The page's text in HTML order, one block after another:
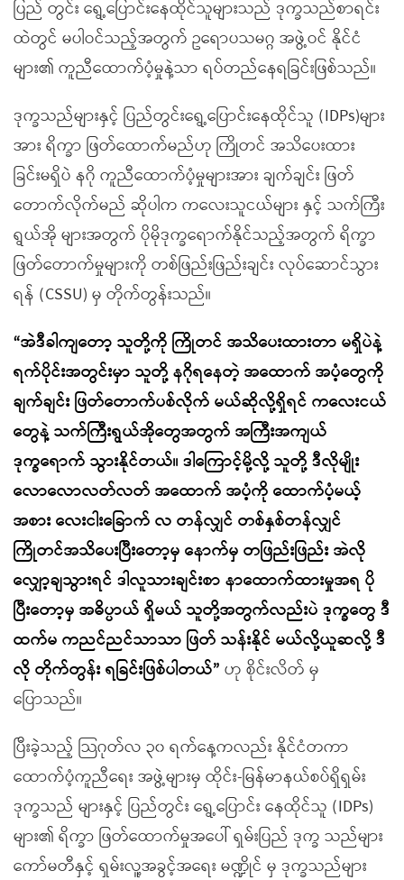
ပြည် တွင်း ရွေ့ပြောင်းနေထိုင်သူများသည် ဒုက္ခသည်စာရင်း
ထဲတွင် မပါဝင်သည့်အတွက် ဥရောပသမဂ္ဂ အဖွဲ့ဝင် နိုင်ငံ
များ၏ ကူညီထောက်ပံ့မှုနဲ့သာ ရပ်တည်နေရခြင်းဖြစ်သည်။
ဒုက္ခသည်များနှင့် ပြည်တွင်းရွေ့ပြောင်းနေထိုင်သူ (IDPs)များ
အား ရိက္ခာ ဖြတ်ထောက်မည်ဟု ကြိုတင် အသိပေးထား
ခြင်းမရှိပဲ နဂို ကူညီထောက်ပံ့မှုများအား ချက်ချင်း ဖြတ်
တောက်လိုက်မည် ဆိုပါက ကလေးသူငယ်များ နှင့် သက်ကြီး
ရွယ်အို များအတွက် ပိုမိုဒုက္ခရောက်နိုင်သည့်အတွက် ရိက္ခာ
ဖြတ်တောက်မှုများကို တစ်ဖြည်းဖြည်းချင်း လုပ်ဆောင်သွား
ရန် (CSSU) မှ တိုက်တွန်းသည်။
“အဲဒီခါကျတော့ သူတို့ကို ကြိုတင် အသိပေးထားတာ မရှိပဲနဲ့
ရက်ပိုင်းအတွင်းမှာ သူတို့ နဂိုရနေတဲ့ အထောက် အပံ့တွေကို
ချက်ချင်း ဖြတ်တောက်ပစ်လိုက် မယ်ဆိုလို့ရှိရင် ကလေးငယ်
တွေနဲ့ သက်ကြီးရွယ်အိုတွေအတွက် အကြီးအကျယ်
ဒုက္ခရောက် သွားနိုင်တယ်။ ဒါကြောင့်မို့လို့ သူတို့ ဒီလိုမျိုး
လောလောလတ်လတ် အထောက် အပံ့ကို ထောက်ပံ့မယ့်
အစား လေးငါးခြောက် လ တန်လျှင် တစ်နှစ်တန်လျှင်
ကြိုတင်အသိပေးပြီးတော့မှ နောက်မှ တဖြည်းဖြည်း အဲလို
လျှော့ချသွားရင် ဒါလူသားချင်းစာ နာထောက်ထားမှုအရ ပို
ပြီးတော့မှ အဓိပ္ပာယ် ရှိမယ် သူတို့အတွက်လည်းပဲ ဒုက္ခတွေ ဒီ
ထက်မ ကညင်ညင်သာသာ ဖြတ် သန်းနိုင် မယ်လို့ယူဆလို့ ဒီ
လို တိုက်တွန်း ရခြင်းဖြစ်ပါတယ်” ဟု စိုင်းလိတ် မှ
ပြောသည်။
ပြီးခဲ့သည့် သြဂုတ်လ ၃၀ ရက်နေ့ကလည်း နိုင်ငံတကာ
ထောက်ပံ့ကူညီရေး အဖွဲ့များမှ ထိုင်း-မြန်မာနယ်စပ်ရှိရှမ်း
ဒုက္ခသည် များနှင့် ပြည်တွင်း ရွေ့ပြောင်း နေထိုင်သူ (IDPs)
များ၏ ရိက္ခာ ဖြတ်ထောက်မှုအပေါ် ရှမ်းပြည် ဒုက္ခ သည်များ
ကော်မတီနှင့် ရှမ်းလူ့အခွင့်အရေး မဏ္ဍိုင် မှ ဒုက္ခသည်များ